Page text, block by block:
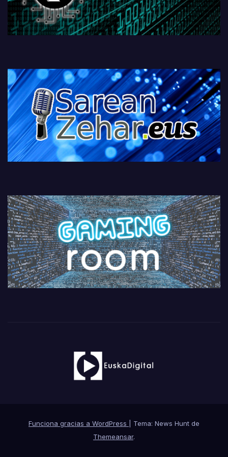
Funciona gracias a WordPress
Tema: News Hunt de
Themeansar.